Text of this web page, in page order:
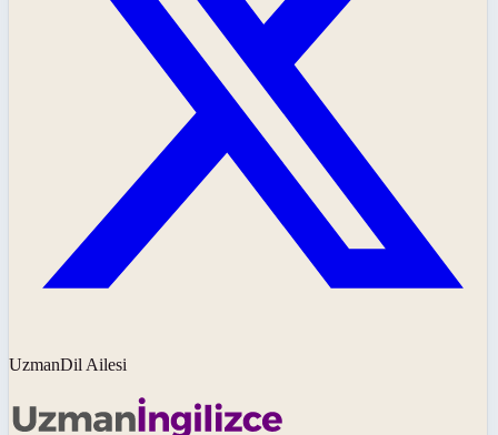
UzmanDil Ailesi